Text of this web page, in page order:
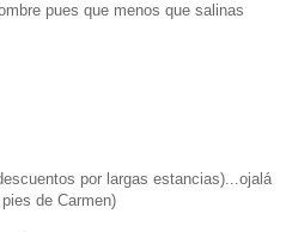
pues que menos que salinas
por largas estancias)...ojalá
de Carmen)